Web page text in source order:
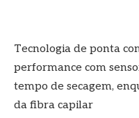
Tecnologia de ponta
performance com
tempo de secagem,
da fibra capilar